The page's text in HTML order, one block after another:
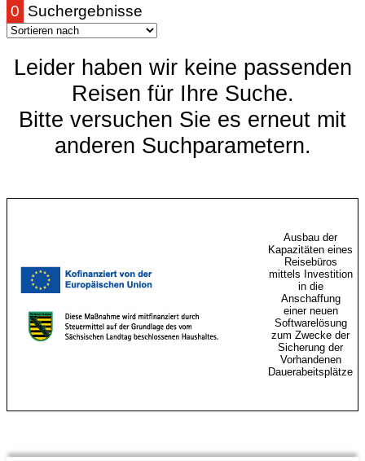
0 Suchergebnisse
Leider haben wir keine passenden
Reisen für Ihre Suche.
Bitte versuchen Sie es erneut mit
anderen Suchparametern.
Ausbau der
Kapazitäten eines
Reisebüros
mittels Investition
in die
Anschaffung
einer neuen
Softwarelösung
zum Zwecke der
Sicherung der
Vorhandenen
Dauerabeitsplätze